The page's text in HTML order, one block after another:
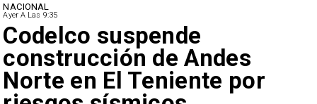
NACIONAL
Ayer A Las 9:35
Codelco suspende
construcción de Andes
Norte en El Teniente por